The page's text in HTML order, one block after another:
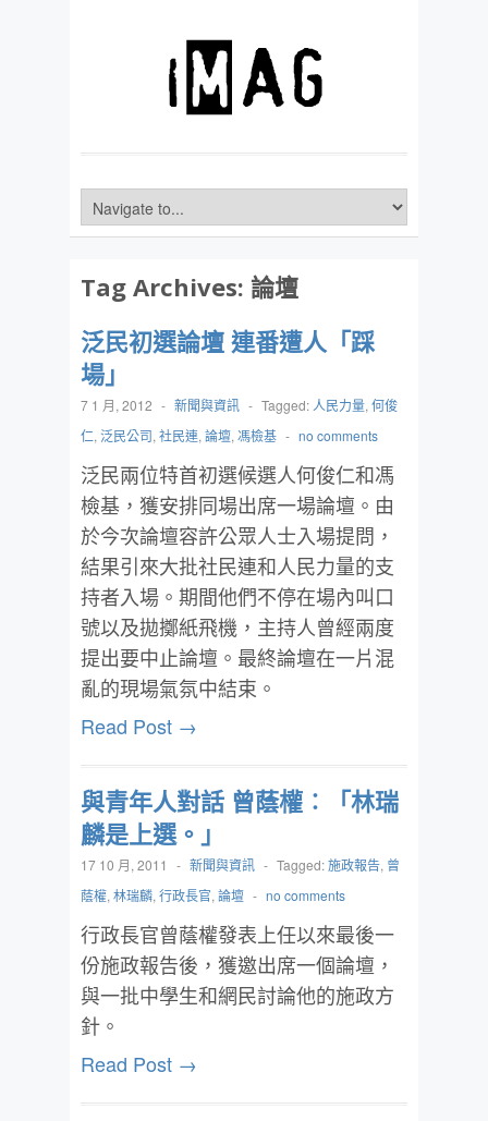
Tag Archives: 論壇
泛民初選論壇 連番遭人「踩
場」
7 1 月, 2012 - 新聞與資訊 - Tagged: 人民力量, 何俊
仁, 泛民公司, 社民連, 論壇, 馮檢基 - no comments
泛民兩位特首初選候選人何俊仁和馮
檢基，獲安排同場出席一場論壇。由
於今次論壇容許公眾人士入場提問，
結果引來大批社民連和人民力量的支
持者入場。期間他們不停在場內叫口
號以及拋擲紙飛機，主持人曾經兩度
提出要中止論壇。最終論壇在一片混
亂的現場氣氛中結束。
Read Post →
與青年人對話 曾蔭權︰「林瑞
麟是上選。」
17 10 月, 2011 - 新聞與資訊 - Tagged:施政報告, 曾
蔭權, 林瑞麟, 行政長官, 論壇 - no comments
行政長官曾蔭權發表上任以來最後一
份施政報告後，獲邀出席一個論壇，
與一批中學生和網民討論他的施政方
針。
Read Post →